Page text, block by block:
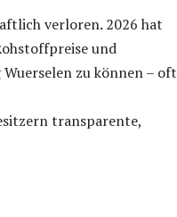
verloren. 2026 hat
und
Wuerselen zu können – oft
transparente,